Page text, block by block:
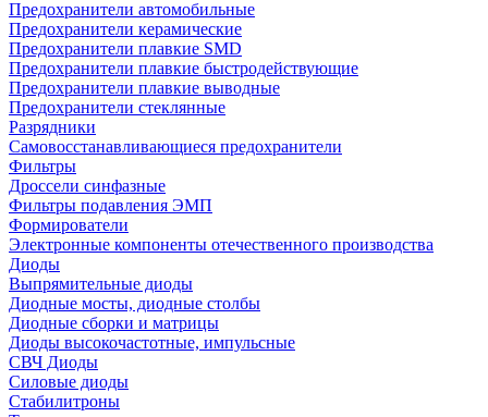
Предохранители автомобильные
Предохранители керамические
Предохранители плавкие SMD
Предохранители плавкие быстродействующие
Предохранители плавкие выводные
Предохранители стеклянные
Разрядники
Самовосстанавливающиеся предохранители
Фильтры
Дроссели синфазные
Фильтры подавления ЭМП
Формирователи
Электронные компоненты отечественного производства
Диоды
Выпрямительные диоды
Диодные мосты, диодные столбы
Диодные сборки и матрицы
Диоды высокочастотные, импульсные
СВЧ Диоды
Силовые диоды
Стабилитроны